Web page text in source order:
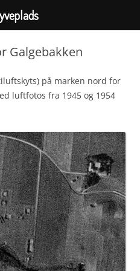
Galgebakken
på marken nord for
luftfotos fra 1945 og 1954